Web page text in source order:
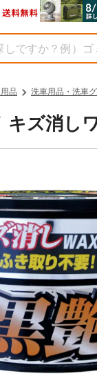
品 洗車用品・洗車
キズ消し